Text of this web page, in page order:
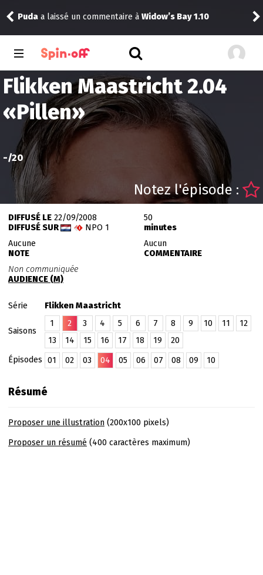
Puda a laissé un commentaire à Widow’s Bay 1.10
Flikken Maastricht 2.04
«Pillen»
-/20
Notez l'épisode :
DIFFUSÉ LE22/09/2008
DIFFUSÉ SUR
NPO 1
50
minutes
Aucune
NOTE
Aucun
COMMENTAIRE
Non communiquée
AUDIENCE (M)
Série Flikken Maastricht
Saisons
1 2 3 4 5 6 7 8 9 10 11
12
13
14 15 16 17 18 19
20
Épisodes
01 02 03 04 05 06 07 08 09 10
Résumé
Proposer une illustration(200x100 pixels)
Proposer un résumé (400 caractères maximum)